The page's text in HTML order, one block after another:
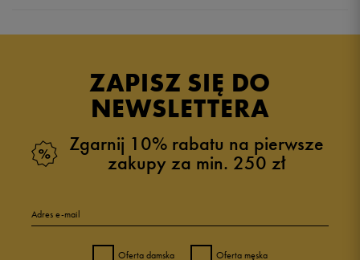
5.0
zebranych i zweryfikowanych przez
4 0%
ZAPISZ SIĘ DO
NEWSLETTERA
Zgarnij 10% rabatu na pierwsze
zakupy za min. 250 zł
Adres e-mail
Oferta damska Oferta męska